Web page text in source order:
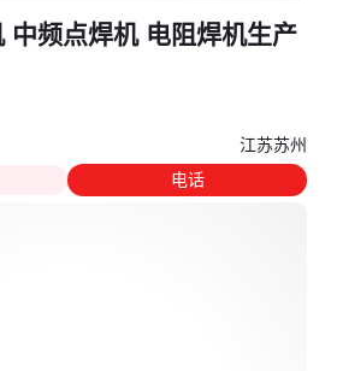
中频点焊机 电阻焊机生产
江苏苏州
电话